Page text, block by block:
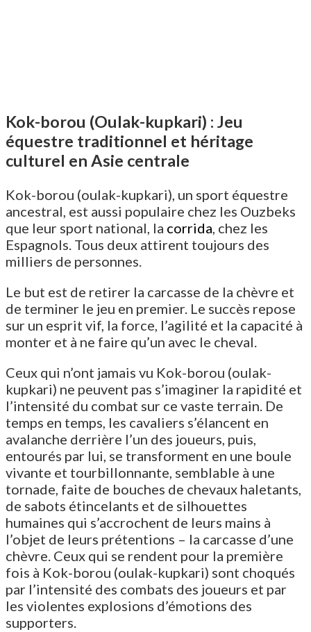
Kok-borou (Oulak-kupkari) : Jeu
équestre traditionnel et héritage
culturel en Asie centrale
Kok-borou (oulak-kupkari), un sport équestre
ancestral, est aussi populaire chez les Ouzbeks
que leur sport national, la corrida, chez les
Espagnols. Tous deux attirent toujours des
milliers de personnes.
Le but est de retirer la carcasse de la chèvre et
de terminer le jeu en premier. Le succès repose
sur un esprit vif, la force, l’agilité et la capacité à
monter et à ne faire qu’un avec le cheval.
Ceux qui n’ont jamais vu Kok-borou (oulak-
kupkari) ne peuvent pas s’imaginer la rapidité et
l’intensité du combat sur ce vaste terrain. De
temps en temps, les cavaliers s’élancent en
avalanche derrière l’un des joueurs, puis,
entourés par lui, se transforment en une boule
vivante et tourbillonnante, semblable à une
tornade, faite de bouches de chevaux haletants,
de sabots étincelants et de silhouettes
humaines qui s’accrochent de leurs mains à
l’objet de leurs prétentions – la carcasse d’une
chèvre. Ceux qui se rendent pour la première
fois à Kok-borou (oulak-kupkari) sont choqués
par l’intensité des combats des joueurs et par
les violentes explosions d’émotions des
supporters.